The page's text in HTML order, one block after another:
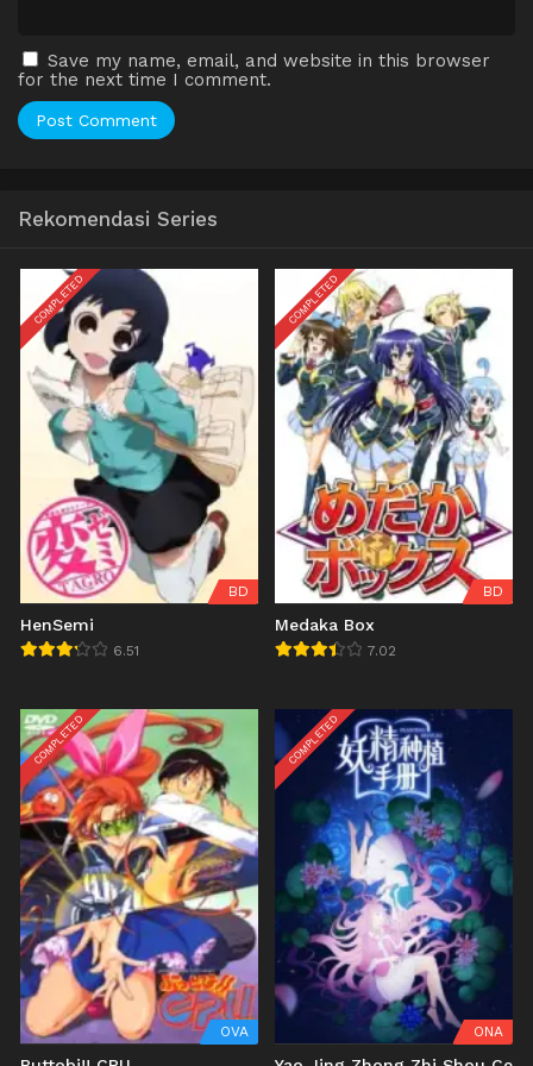
Save my name, email, and website in this browser
for the next time I comment.
Rekomendasi Series
COMPLETED
BD
HenSemi
6.51
COMPLETED
BD
Medaka Box
7.02
COMPLETED
OVA
COMPLETED
ONA